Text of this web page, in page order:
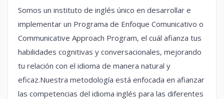
Somos un instituto de inglés único en desarrollar e
implementar un Programa de Enfoque Comunicativo o
Communicative Approach Program, el cuál afianza tus
habilidades cognitivas y conversacionales, mejorando
tu relación con el idioma de manera natural y
eficaz.Nuestra metodología está enfocada en afianzar
las competencias del idioma inglés para las diferentes